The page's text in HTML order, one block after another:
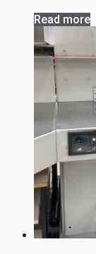
Read more